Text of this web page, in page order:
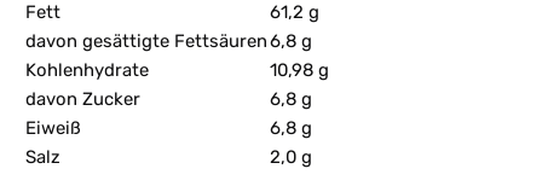
Fett
61,2 g
davon gesättigte Fettsäuren6,8 g
Kohlenhydrate
10,98 g
davon Zucker
6,8 g
Eiweiß
6,8 g
Salz
2,0 g